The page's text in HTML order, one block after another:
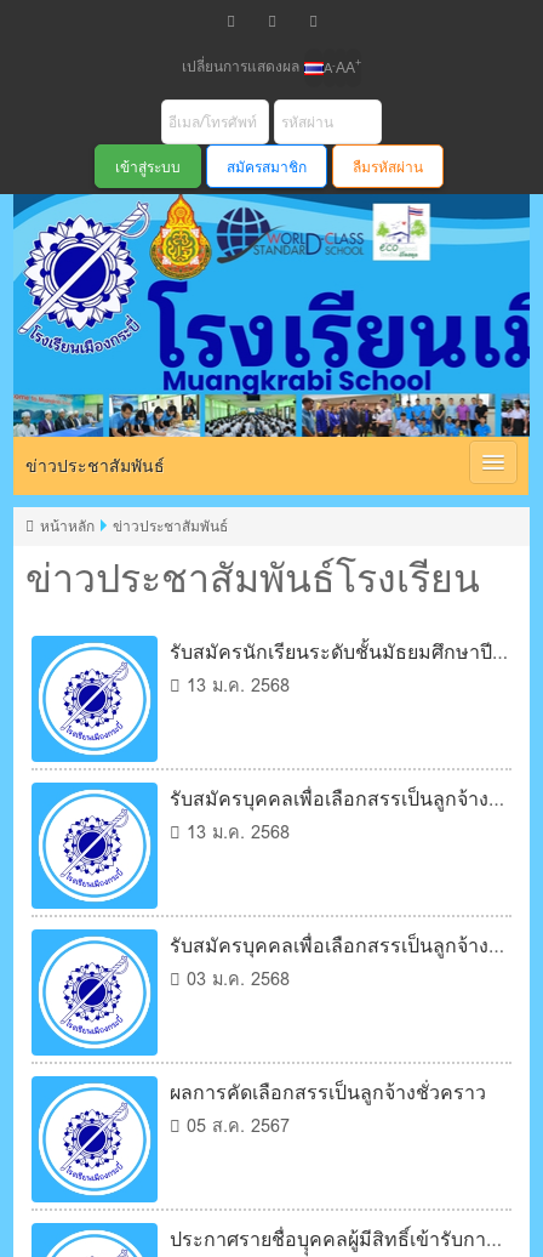
เปลี่ยนการแสดงผล A-AA+
สมัครสมาชิก ลืมรหัสผ่าน
โรงเรียนเมือง
กระบี่ สพม
ตรัง กระบี่
ระบบบริหารจัดการเว็บไซต์ (CMS) ด้วย Ajax โดยคนไทย
ข่าวประชาสัมพันธ์
ข่าวประชาสัมพันธ์โรงเรียน
หน้าหลัก ข่าวประชาสัมพันธ์
รับสมัครนักเรียนระดับชั้นมัธยมศึกษาปีที่
3 (ม.3 เดิม)
13 ม.ค. 2568
รับสมัครบุคคลเพื่อเลือกสรรเป็นลูกจ้าง
ชั่วคราว
13 ม.ค. 2568
รับสมัครบุคคลเพื่อเลือกสรรเป็นลูกจ้าง
ชั่วคราว
03 ม.ค. 2568
ผลการคัดเลือกสรรเป็นลูกจ้างชั่วคราว
05 ส.ค. 2567
ประกาศรายชื่อบุุคคลผู้มีสิทธิ์เข้ารับการ